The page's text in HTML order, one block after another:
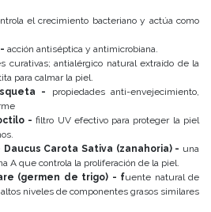
el crecimiento bacteriano y actúa como
acción antiséptica y antimicrobiana.
curativas; antialérgico natural extraído de la
para calmar la piel.
-
propiedades anti-envejecimiento,
-filtro UV efectivo para proteger la piel
Carota Sativa (zanahoria) - una
A que controla la proliferación de la piel.
(germen de trigo) - fuente natural de
niveles de componentes grasos similares